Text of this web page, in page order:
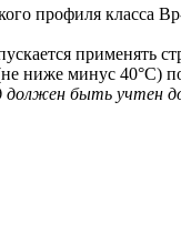
профиля класса
применять
(не ниже минус 40°С)
должен быть учтен